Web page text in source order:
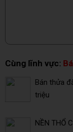
Cùng lĩnh vực:
Bán thửa
triệu
NỀN THỔ